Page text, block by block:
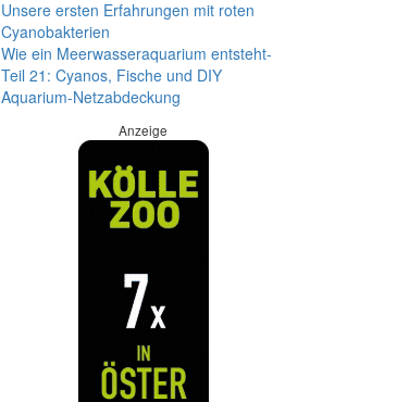
Unsere ersten Erfahrungen mit roten
Cyanobakterien
Wie ein Meerwasseraquarium entsteht-
Teil 21: Cyanos, Fische und DIY
Aquarium-Netzabdeckung
Anzeige